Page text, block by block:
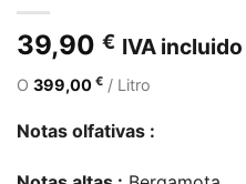
39,90 € IVA incluido
O 399,00 € / Litro
Notas olfativas :